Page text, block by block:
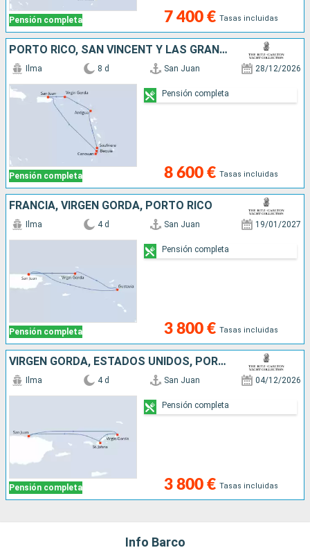
Pensión completa 7 400 € Tasas incluidas
PORTO RICO, SAN VINCENT Y LAS GRANADINAS, SANTA LUCIA, ANTIGUA Y BARBUDA, VIRGEN GORDA
Pensión completa
Ilma 8 d San Juan 28/12/2026
8 600 € Tasas incluidas
Pensión completa
FRANCIA, VIRGEN GORDA, PORTO RICO
Pensión completa
Ilma 4 d San Juan 19/01/2027
3 800 € Tasas incluidas
Pensión completa
VIRGEN GORDA, ESTADOS UNIDOS, PORTO RICO
Pensión completa
Ilma 4 d San Juan 04/12/2026
3 800 € Tasas incluidas
Pensión completa
Info Barco